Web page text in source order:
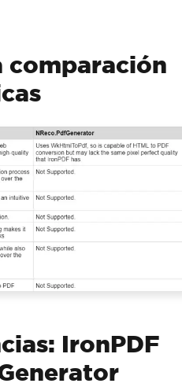
comparación
IronPDF